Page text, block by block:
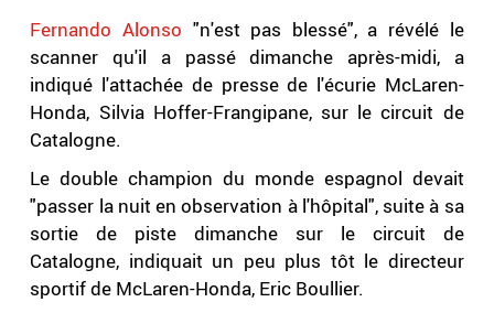
Fernando Alonso "n'est pas blessé", a révélé le
scanner qu'il a passé dimanche après-midi, a
indiqué l'attachée de presse de l'écurie McLaren-
Honda, Silvia Hoffer-Frangipane, sur le circuit de
Catalogne.
Le double champion du monde espagnol devait
"passer la nuit en observation à l'hôpital", suite à sa
sortie de piste dimanche sur le circuit de
Catalogne, indiquait un peu plus tôt le directeur
sportif de McLaren-Honda, Eric Boullier.